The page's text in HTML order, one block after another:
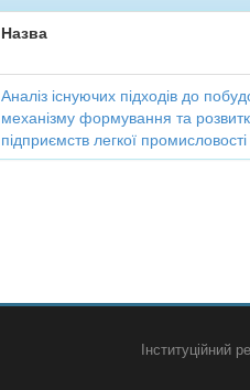
Назва
Аналіз існуючих підходів до
механізму формування та
підприємств легкої промисловості
Інституційний